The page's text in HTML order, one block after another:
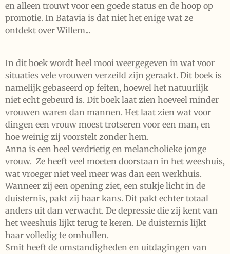
en alleen trouwt voor een goede status en de hoop op
promotie. In Batavia is dat niet het enige wat ze
ontdekt over Willem...
In dit boek wordt heel mooi weergegeven in wat voor
situaties vele vrouwen verzeild zijn geraakt. Dit boek is
namelijk gebaseerd op feiten, hoewel het natuurlijk
niet echt gebeurd is. Dit boek laat zien hoeveel minder
vrouwen waren dan mannen. Het laat zien wat voor
dingen een vrouw moest trotseren voor een man, en
hoe weinig zij voorstelt zonder hem.
Anna is een heel verdrietig en melancholieke jonge
vrouw. Ze heeft veel moeten doorstaan in het weeshuis,
wat vroeger niet veel meer was dan een werkhuis.
Wanneer zij een opening ziet, een stukje licht in de
duisternis, pakt zij haar kans. Dit pakt echter totaal
anders uit dan verwacht. De depressie die zij kent van
het weeshuis lijkt terug te keren. De duisternis lijkt
haar volledig te omhullen.
Smit heeft de omstandigheden en uitdagingen van